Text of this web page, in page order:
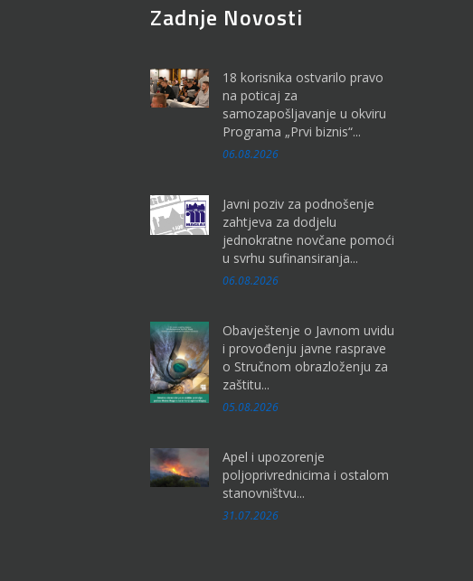
Zadnje Novosti
18 korisnika ostvarilo pravo
na poticaj za
samozapošljavanje u okviru
Programa „Prvi biznis“...
06.08.2026
Javni poziv za podnošenje
zahtjeva za dodjelu
jednokratne novčane pomoći
u svrhu sufinansiranja...
06.08.2026
Obavještenje o Javnom uvidu
i provođenju javne rasprave
o Stručnom obrazloženju za
zaštitu...
05.08.2026
Apel i upozorenje
poljoprivrednicima i ostalom
stanovništvu...
31.07.2026